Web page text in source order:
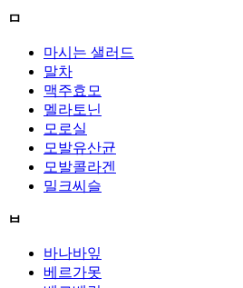
ㅁ
마시는 샐러드
말차
맥주효모
멜라토닌
모로실
모발유산균
모발콜라겐
밀크씨슬
ㅂ
바나바잎
베르가못